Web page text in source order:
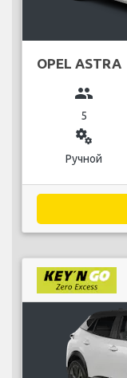
OPEL ASTRA
group
5
miscellaneous_services
Ручной